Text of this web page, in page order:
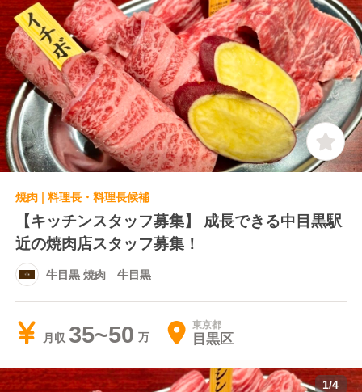
焼肉 | 料理長・料理長候補
【キッチンスタッフ募集】 成長できる中目黒駅
近の焼肉店スタッフ募集！
牛目黒 焼肉 牛目黒
月収 35~50 東京都
目黒区
1/4